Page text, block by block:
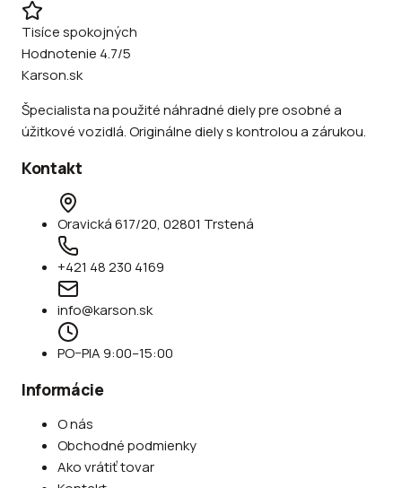
Tisíce spokojných
Hodnotenie 4.7/5
Karson.sk
Špecialista na použité náhradné diely pre osobné a
úžitkové vozidlá. Originálne diely s kontrolou a zárukou.
Kontakt
Oravická 617/20, 02801 Trstená
+421 48 230 4169
info@karson.sk
PO–PIA 9:00–15:00
Informácie
O nás
Obchodné podmienky
Ako vrátiť tovar